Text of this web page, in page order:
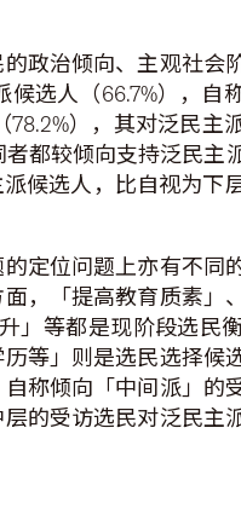
政治倾向、主观社会
选人（66.7%），自
），其对泛民主
都较倾向支持泛民主
候选人，比自视为下
定位问题上亦有不同
，「提高教育质素」
」等都是现阶段选民
等」则是选民选择候
称倾向「中间派」的
的受访选民对泛民主